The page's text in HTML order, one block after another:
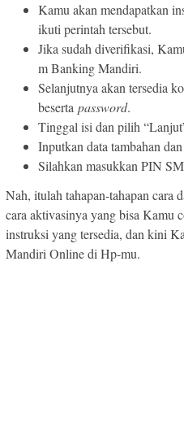
Kamu akan mendapatkan
ikuti perintah tersebut.
Jika sudah diverifikasi,
m Banking Mandiri.
Selanjutnya akan tersedia
beserta password.
Tinggal isi dan pilih
Inputkan data tambahan
Silahkan masukkan PIN
Nah, itulah tahapan-tahapan
cara aktivasinya yang bisa Kamu
instruksi yang tersedia, dan kini
Mandiri Online di Hp-mu.